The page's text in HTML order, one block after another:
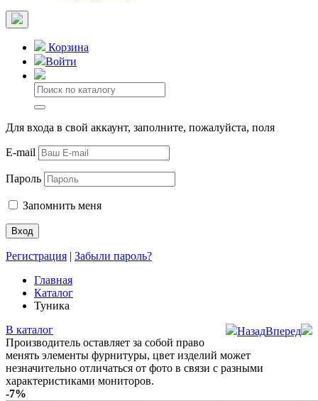
Корзина
Войти
Для входа в свой аккаунт, заполните, пожалуйста, поля
E-mail
Пароль
Запомнить меня
Регистрация | Забыли пароль?
Главная
Каталог
Туника
В каталог
Вперед
Назад
Производитель оставляет за собой право
менять элементы фурнитуры, цвет изделий может
незначительно отличаться от фото в связи с разными
характеристиками мониторов.
-7%